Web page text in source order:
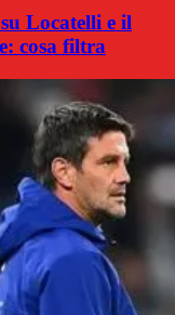
Locatelli e il
cosa filtra